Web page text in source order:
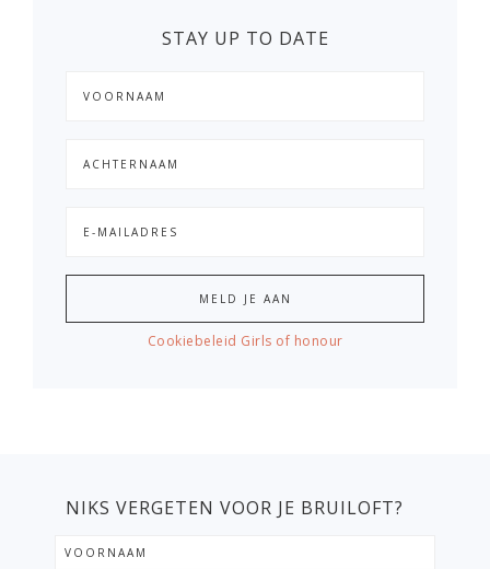
STAY UP TO DATE
Cookiebeleid Girls of honour
NIKS VERGETEN VOOR JE BRUILOFT?